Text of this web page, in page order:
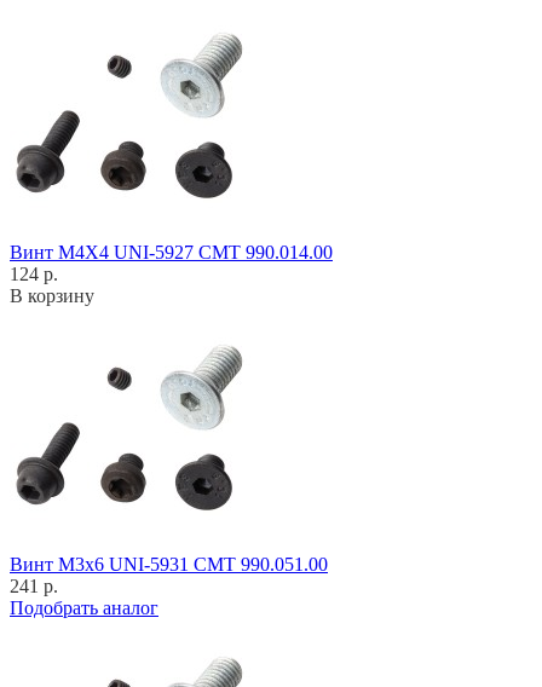
Винт M4X4 UNI-5927 CMT 990.014.00
124 р.
В корзину
Винт M3x6 UNI-5931 CMT 990.051.00
241 р.
Подобрать аналог